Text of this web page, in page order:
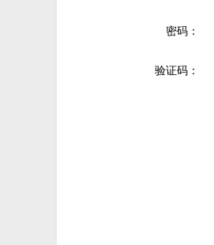
密码：
验证码：